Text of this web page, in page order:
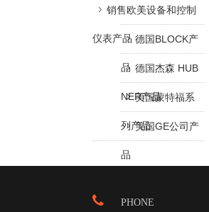
销售欧美设备和控制
仪表产品 德国BLOCK产
品 德国杰森 HUB
NER产品
美国蒙特福系
列产品美国GE公司产
品
PHONE